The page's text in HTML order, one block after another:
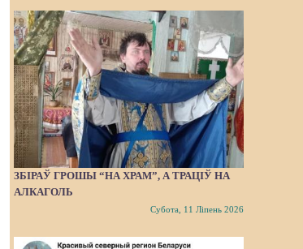
ЗБІРАЎ ГРОШЫ “НА ХРАМ”, А ТРАЦІЎ НА
АЛКАГОЛЬ
Субота, 11 Ліпень 2026